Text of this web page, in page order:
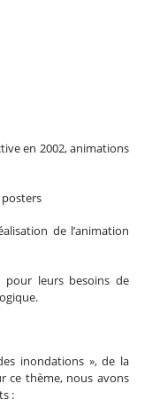
en 2002, animations
de l’animation
pour leurs besoins de
inondations », de la
ce thème, nous avons
: